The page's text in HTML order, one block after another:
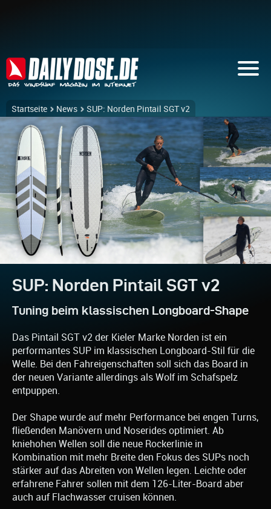
Startseite News SUP: Norden Pintail SGT v2
SUP: Norden Pintail SGT v2
Tuning beim klassischen Longboard-Shape
Das Pintail SGT v2 der Kieler Marke Norden ist ein
performantes SUP im klassischen Longboard-Stil für die
Welle. Bei den Fahreigenschaften soll sich das Board in
der neuen Variante allerdings als Wolf im Schafspelz
entpuppen.
Der Shape wurde auf mehr Performance bei engen Turns,
fließenden Manövern und Noserides optimiert. Ab
kniehohen Wellen soll die neue Rockerlinie in
Kombination mit mehr Breite den Fokus des SUPs noch
stärker auf das Abreiten von Wellen legen. Leichte oder
erfahrene Fahrer sollen mit dem 126-Liter-Board aber
auch auf Flachwasser cruisen können.